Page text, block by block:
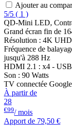
Ajouter au
5/5 ( 1 )
QD-Mini LED,
Grand écran fin de
Résolution : 4K UHD
Fréquence de
jusqu'à 288 Hz
HDMI 2.1 : x4 - USB
Son : 90 Watts
TV connectée
À partir de
28
€99/ mois
Apport de 79,50 €